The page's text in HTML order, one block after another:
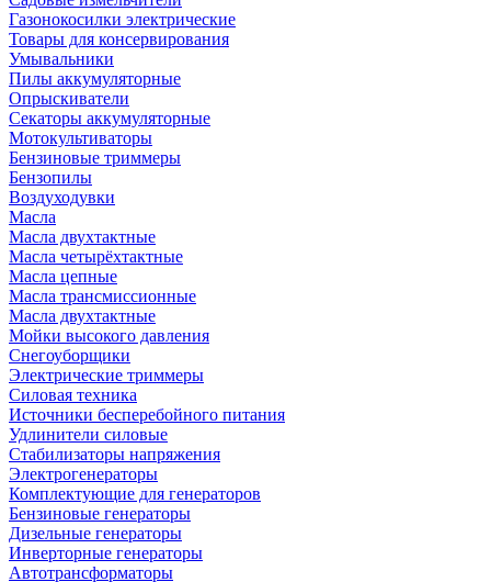
Газонокосилки электрические
Товары для консервирования
Умывальники
Пилы аккумуляторные
Опрыскиватели
Секаторы аккумуляторные
Мотокультиваторы
Бензиновые триммеры
Бензопилы
Воздуходувки
Масла
Масла двухтактные
Масла четырёхтактные
Масла цепные
Масла трансмиссионные
Масла двухтактные
Мойки высокого давления
Снегоуборщики
Электрические триммеры
Силовая техника
Источники бесперебойного питания
Удлинители силовые
Стабилизаторы напряжения
Электрогенераторы
Комплектующие для генераторов
Бензиновые генераторы
Дизельные генераторы
Инверторные генераторы
Автотрансформаторы